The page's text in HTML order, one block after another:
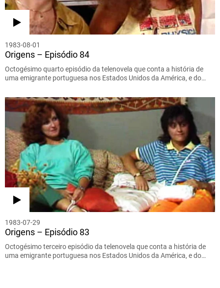
1983-08-01
Origens – Episódio 84
Octogésimo quarto episódio da telenovela que conta a história de
uma emigrante portuguesa nos Estados Unidos da América, e do…
1983-07-29
Origens – Episódio 83
Octogésimo terceiro episódio da telenovela que conta a história de
uma emigrante portuguesa nos Estados Unidos da América, e do…